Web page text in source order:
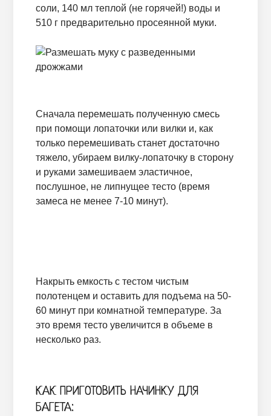
соли, 140 мл теплой (не горячей!) воды и
510 г предварительно просеянной муки.
Сначала перемешать полученную смесь
при помощи лопаточки или вилки и, как
только перемешивать станет достаточно
тяжело, убираем вилку-лопаточку в сторону
и руками замешиваем эластичное,
послушное, не липнущее тесто (время
замеса не менее 7-10 минут).
Накрыть емкость с тестом чистым
полотенцем и оставить для подъема на 50-
60 минут при комнатной температуре. За
это время тесто увеличится в объеме в
несколько раз.
КАК ПРИГОТОВИТЬ НАЧИНКУ ДЛЯ
БАГЕТА: